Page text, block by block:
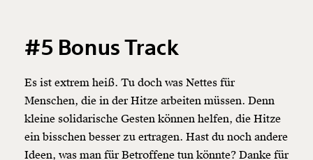
#5 Bonus Track
Es ist extrem heiß. Tu doch was Nettes für
Menschen, die in der Hitze arbeiten müssen. Denn
kleine solidarische Gesten können helfen, die Hitze
ein bisschen besser zu ertragen. Hast du noch andere
Ideen, was man für Betroffene tun könnte? Danke für